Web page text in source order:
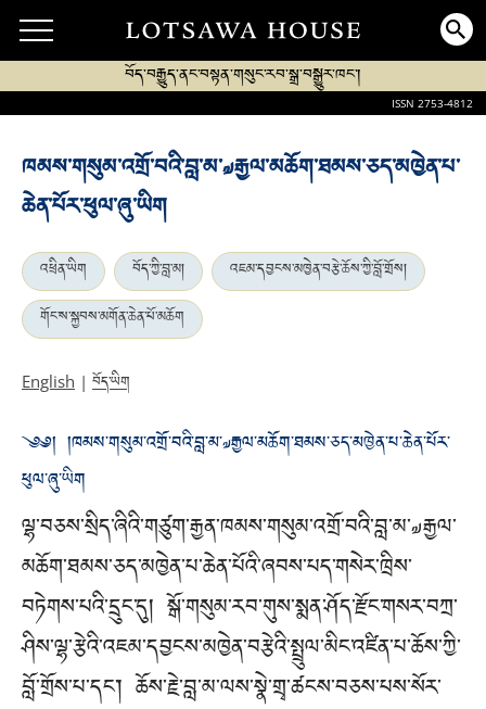
བོད་བརྒྱུད་ནང་བསྟན་གསུང་རབ་སྒྲ་བསྒྱུར་ཁང་།
ISSN 2753-4812
ཁམས་གསུམ་འགྲོ་བའི་བླ་མ་༧རྒྱལ་མཆོག་ཐམས་ཅད་མཁྱེན་པ་
ཆེན་པོར་ཕུལ་ཞུ་ཡིག
འཕྲིན་ཡིག བོད་ཀྱི་བླ་མ།
འཇམ་དབྱངས་མཁྱེན་བརྩེ་ཆོས་ཀྱི་བློ་གྲོས།
གོང་ས་སྐྱབས་མགོན་ཆེན་པོ་མཆོག
English | བོད་ཡིག
༄༅། །ཁམས་གསུམ་འགྲོ་བའི་བླ་མ་༧རྒྱལ་མཆོག་ཐམས་ཅད་མཁྱེན་པ་ཆེན་པོར་
ཕུལ་ཞུ་ཡིག
ལྷ་བཅས་སྲིད་ཞིའི་གཙུག་རྒྱན་ཁམས་གསུམ་འགྲོ་བའི་བླ་མ་༧རྒྱལ་
མཆོག་ཐམས་ཅད་མཁྱེན་པ་ཆེན་པོའི་ཞབས་པད་གསེར་ཁྲིས་
བཏེགས་པའི་དྲུང་དུ། སྒོ་གསུམ་རབ་གུས་སྨན་ཤོད་རྫོང་གསར་བཀྲ་
ཤིས་ལྷ་རྩེའི་འཇམ་དབྱངས་མཁྱེན་བརྩེའི་སྤྲུལ་མིང་འཛིན་པ་ཆོས་ཀྱི་
བློ་གྲོས་པ་དང་། ཆོས་རྗེ་བླ་མ་ལས་སྣེ་གྲྭ་ཚངས་བཅས་པས་སོར་